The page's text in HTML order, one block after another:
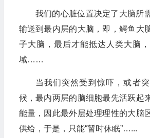
我们的心脏位置决定了大脑所
输送到最内层的大脑，即，鳄鱼大
子大脑，最后才能抵达人类大脑
域……
当我们突然受到惊吓，或者
候，最内两层的脑细胞最先活跃起
能量，因此最外层处理理性的大脑
供给，于是，只能“暂时休眠”…...